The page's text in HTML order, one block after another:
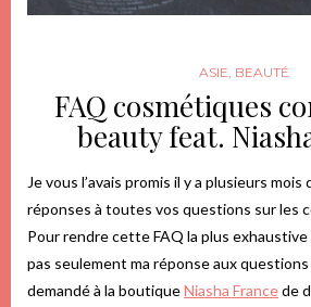
ASIE, BEAUTÉ
FAQ cosmétiques
beauty feat.
Je vous l’avais promis il y a plusieurs mois
réponses à toutes vos questions sur les
Pour rendre cette FAQ la plus exhaustive
pas seulement ma réponse aux questions
demandé à la boutiqueNiasha Francede